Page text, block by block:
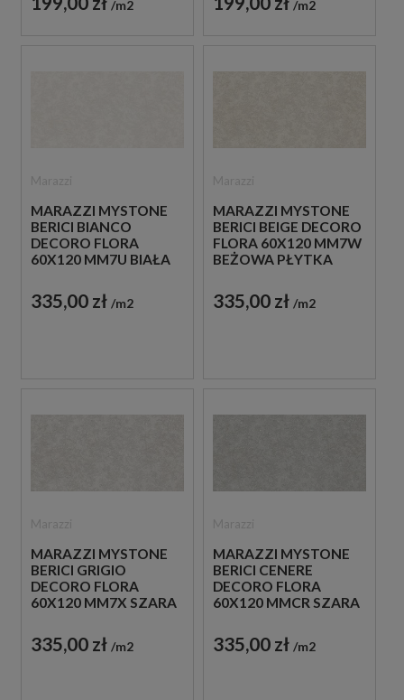
m2 m2
MARAZZI MYSTONE
BERICI BIANCO
DECORO FLORA
60X120 MM7U BIAŁA
DEKORACYJNA
335,00 zł m2
MARAZZI MYSTONE
BERICI BEIGE DECORO
FLORA 60X120 MM7W
BEŻOWA PŁYTKA
335,00 zł m2
MARAZZI MYSTONE
BERICI GRIGIO
DECORO FLORA
60X120 MM7X SZARA
DEKORACYJNA
335,00 zł m2
MARAZZI MYSTONE
BERICI CENERE
DECORO FLORA
60X120 MMCR SZARA
DEKORACYJNA
335,00 zł m2